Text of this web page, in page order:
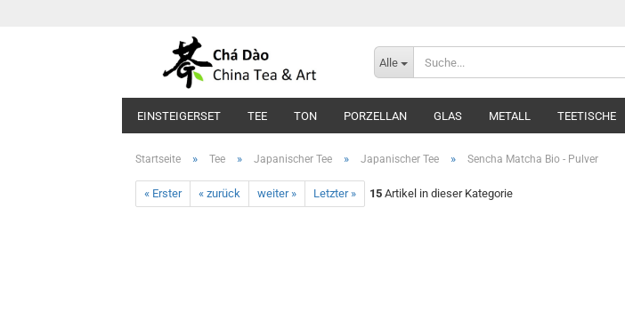
Alle
EINSTEIGERSET TEE TON PORZELLAN GLAS METALL TEETISCHE
Startseite » Tee » Japanischer Tee » Japanischer Tee » Sencha Matcha Bio - Pulver
« Erster « zurück weiter » Letzter » 15 Artikel in dieser Kategorie